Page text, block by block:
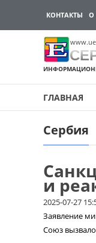
КОНТАКТЫ О
ГЛАВНАЯ
Сербия
и
2025-07-27
Заявление
Союз